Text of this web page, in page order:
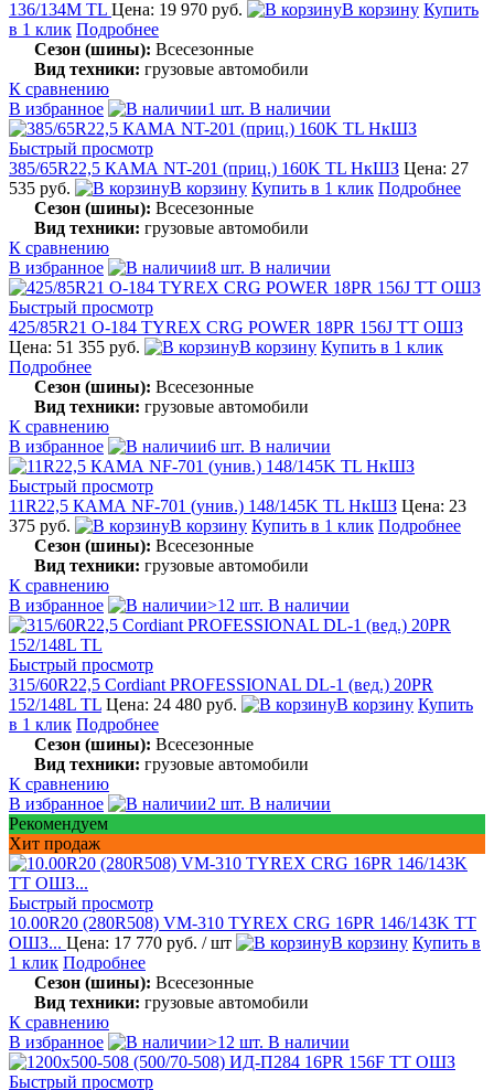
136/134М TL Цена: 19 970 руб. В корзину Купить
в 1 клик Подробнее
Сезон (шины): Всесезонные
Вид техники: грузовые автомобили
К сравнению
В избранное
1 шт. В наличии
Быстрый просмотр
385/65R22,5 КАМА NT-201 (приц.) 160K TL НкШЗ Цена: 27
535 руб.
В корзину Купить в 1 клик Подробнее
Сезон (шины): Всесезонные
Вид техники: грузовые автомобили
К сравнению
В избранное
8 шт. В наличии
Быстрый просмотр
425/85R21 О-184 TYREX CRG POWER 18PR 156J TT ОШЗ
Цена: 51 355 руб.
В корзину Купить в 1 клик
Подробнее
Сезон (шины): Всесезонные
Вид техники: грузовые автомобили
К сравнению
В избранное
6 шт. В наличии
Быстрый просмотр
11R22,5 КАМА NF-701 (унив.) 148/145K TL НкШЗ Цена: 23
375 руб.
В корзину Купить в 1 клик Подробнее
Сезон (шины): Всесезонные
Вид техники: грузовые автомобили
К сравнению
В избранное
>12 шт. В наличии
Быстрый просмотр
315/60R22,5 Cordiant PROFESSIONAL DL-1 (вед.) 20PR
152/148L TL Цена: 24 480 руб. В корзину Купить
в 1 клик Подробнее
Сезон (шины): Всесезонные
Вид техники: грузовые автомобили
К сравнению
В избранное
2 шт. В наличии
Рекомендуем
Хит продаж
Быстрый просмотр
10.00R20 (280R508) VM-310 TYREX CRG 16PR 146/143K TT
ОШЗ... Цена: 17 770 руб. / шт В корзину Купить в
1 клик Подробнее
Сезон (шины): Всесезонные
Вид техники: грузовые автомобили
К сравнению
В избранное
>12 шт. В наличии
Быстрый просмотр